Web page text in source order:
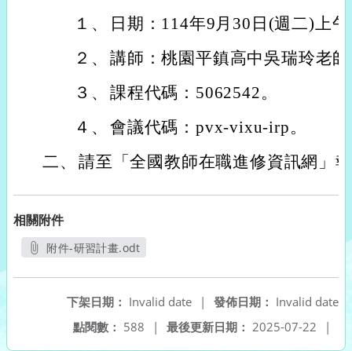
１、
日期：114年9月30日(週二)上
２、 講師：桃園平鎮高中吳瑞玲老
３、 課程代碼：5062542。
４、 會議代碼：pvx-vixu-irp。
二、 請至「全國教師在職進修資訊網」
相關附件
附件-研習計畫.odt
發佈日期： Invalid date
下架日期： Invalid date
|
最後更新日期： 2025-07-22 |
點閱數： 588 |